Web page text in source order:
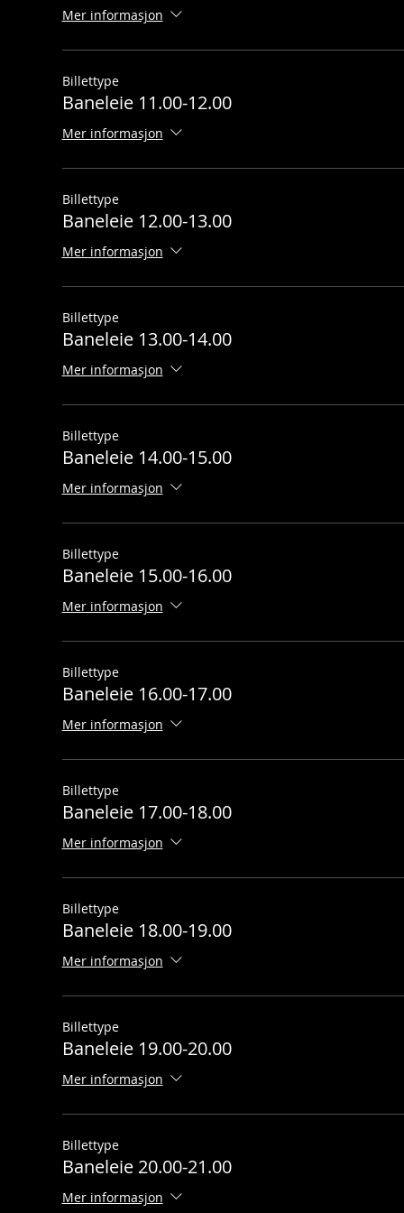
Mer informasjon
Billettype
Baneleie 11.00-12.00
Mer informasjon
Billettype
Baneleie 12.00-13.00
Mer informasjon
Billettype
Baneleie 13.00-14.00
Mer informasjon
Billettype
Baneleie 14.00-15.00
Mer informasjon
Billettype
Baneleie 15.00-16.00
Mer informasjon
Billettype
Baneleie 16.00-17.00
Mer informasjon
Billettype
Baneleie 17.00-18.00
Mer informasjon
Billettype
Baneleie 18.00-19.00
Mer informasjon
Billettype
Baneleie 19.00-20.00
Mer informasjon
Billettype
Baneleie 20.00-21.00
Mer informasjon